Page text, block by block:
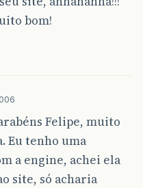
bom!
Felipe, muito
Eu tenho uma
a engine, achei ela
site, só acharia